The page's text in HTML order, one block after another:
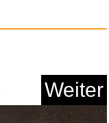
Weiter